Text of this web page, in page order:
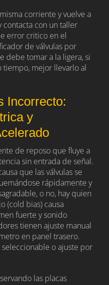
corriente y vuelve a
contacta con un taller
error critico en el
de válvulas por
debe tomar a la ligera, si
tiempo, mejor llevarlo al
Incorrecto:
y
de reposo que fluye a
sin entrada de señal.
que las válvulas se
rápidamente y
o no, hay quien
(cold bias) causa
fuerte y sonido
tienen ajuste manual
en panel trasero.
o ajuste por
las placas